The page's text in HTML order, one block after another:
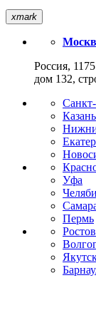
xmark
Россия,
дом 132,
Казань
Уфа
Пермь